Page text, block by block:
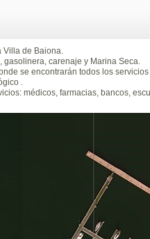
Villa de Baiona.
carenaje y Marina Seca.
se encontrarán todos los
.
médicos, farmacias, bancos,